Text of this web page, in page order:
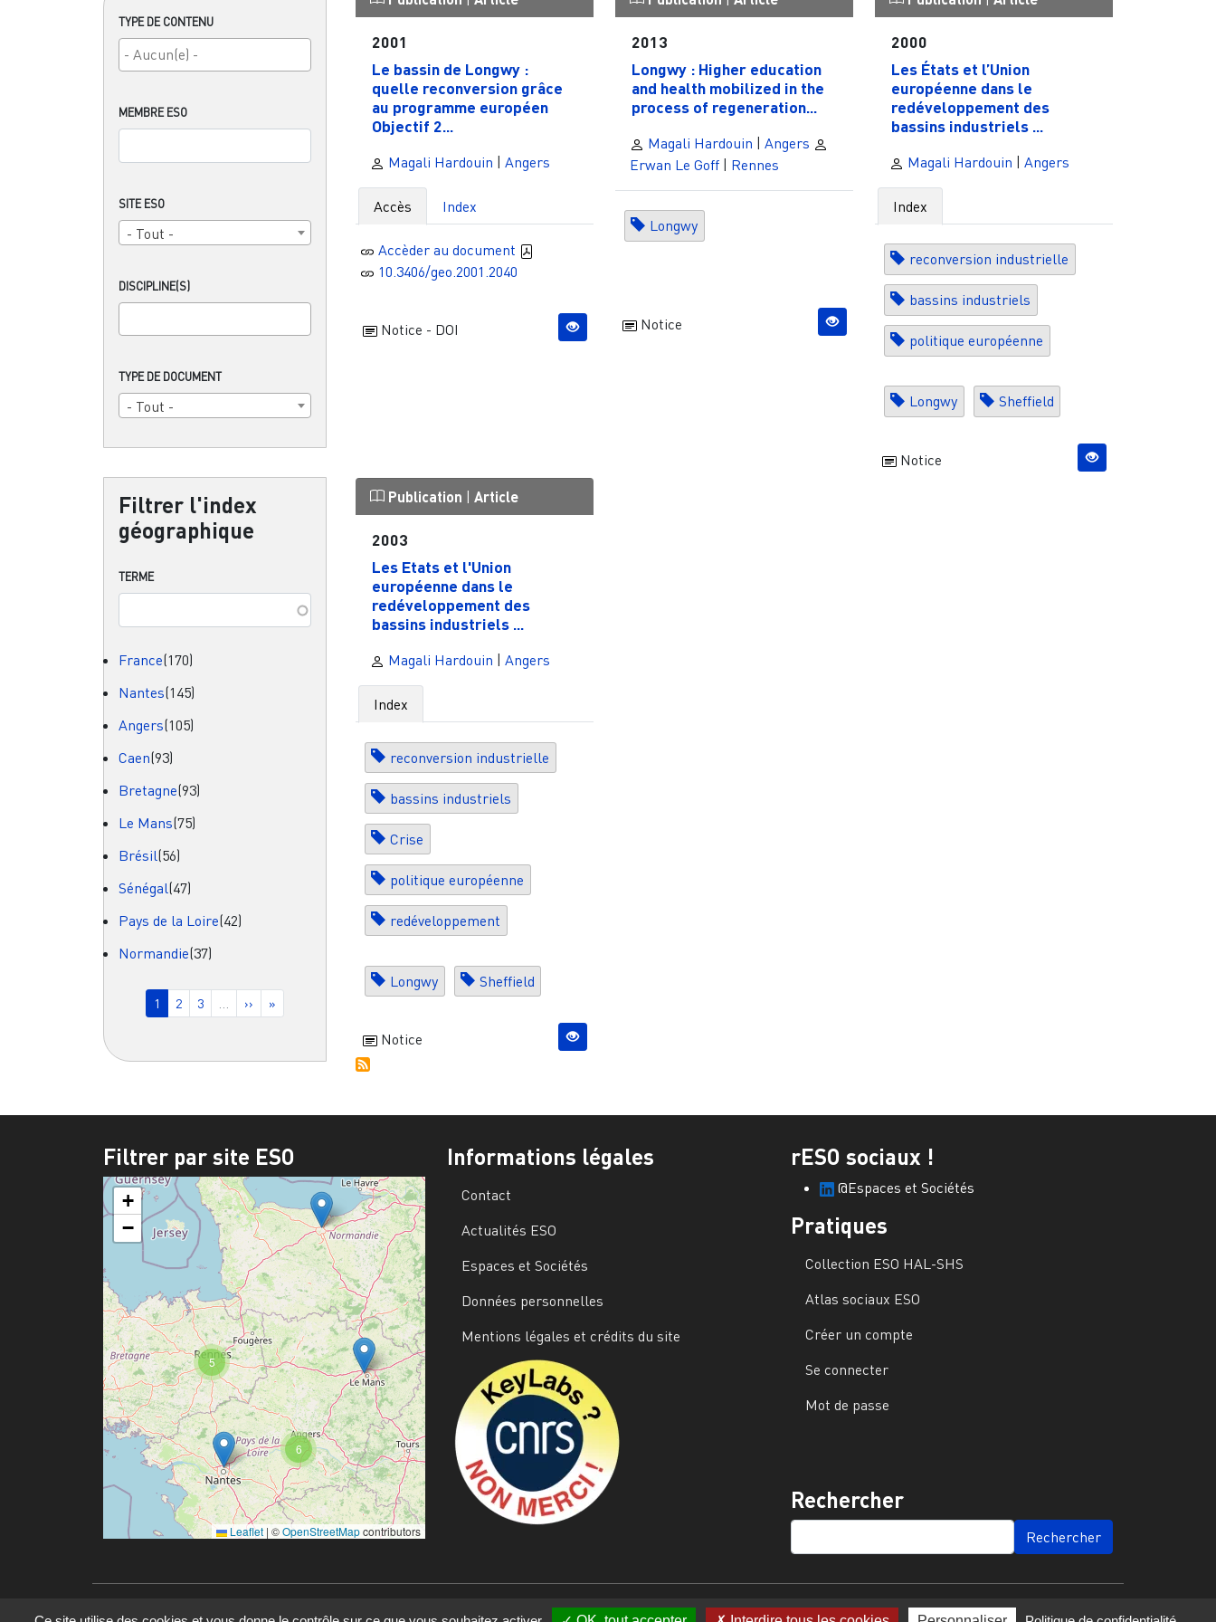
TYPE DE CONTENU
MEMBRE ESO
SITE ESO
- Tout -
DISCIPLINE(S)
TYPE DE DOCUMENT
- Tout -
Filtrer l'index
géographique
TERME
France(170)
Nantes(145)
Angers(105)
Caen(93)
Bretagne(93)
Le Mans(75)
Brésil(56)
Sénégal(47)
Pays de la Loire(42)
Normandie(37)
Pagination
Page courante
1 Page
2 Page
3 Page suivante
›› Dernière page
»
2001
Le bassin de Longwy :
quelle reconversion grâce
au programme européen
Objectif 2...
Magali Hardouin | Angers
Accès Index
Accèder au document
10.3406/geo.2001.2040
Notice - DOI
2013
Longwy : Higher education
and health mobilized in the
process of regeneration...
Magali Hardouin | Angers
Erwan Le Goff| Rennes
Longwy
Notice
2000
Les États et l’Union
européenne dans le
redéveloppement des
bassins industriels ...
Magali Hardouin | Angers
Index
reconversion industrielle
bassins industriels
politique européenne
Longwy Sheffield
Notice
Publication | Article
2003
Les Etats et l'Union
européenne dans le
redéveloppement des
bassins industriels ...
Magali Hardouin | Angers
Index
reconversion industrielle
bassins industriels
Crise
politique européenne
redéveloppement
Longwy Sheffield
Notice
Filtrer par site ESO
6
5
+
−
Leaflet | ©OpenStreetMapcontributors
Informations légales
Contact
Actualités ESO
Espaces et Sociétés
Données personnelles
Mentions légales et crédits du site
rESO sociaux !
@Espaces et Sociétés
Pratiques
Collection ESO HAL-SHS
Atlas sociaux ESO
Créer un compte
Se connecter
Mot de passe
Rechercher
SEARCH